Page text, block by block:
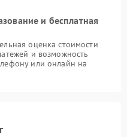
и бесплатная
оценка стоимости
и возможность
или онлайн на